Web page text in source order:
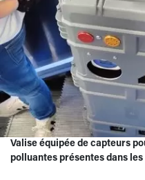
Valise équipée de capteurs
polluantes présentes dans les